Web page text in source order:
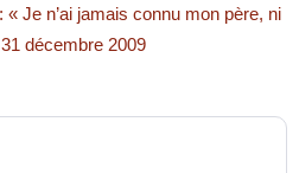
Je n’ai jamais connu mon père, ni
décembre 2009